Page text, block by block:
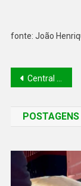
fonte: João
Central de Diagnóstico de Água Branca passa a ofertar exames de imagem e amplia assistência à população